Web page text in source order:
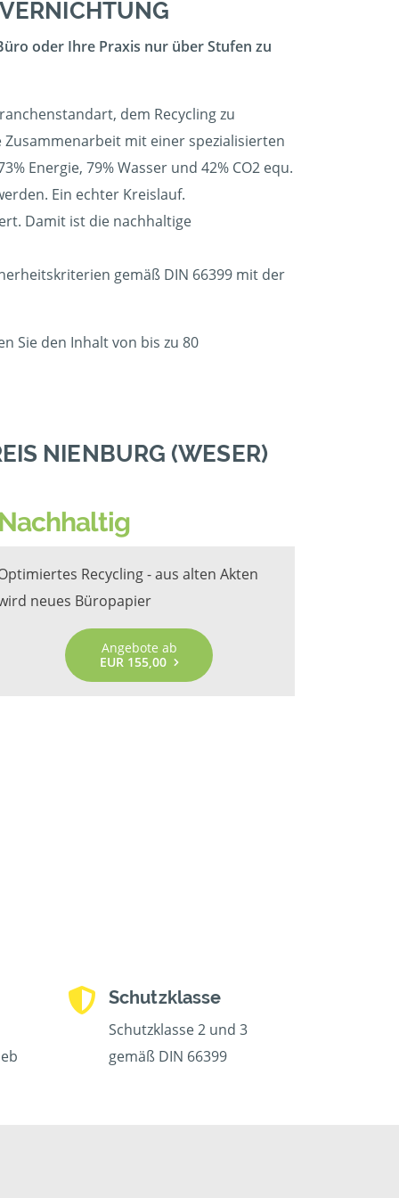
oder Ihre Praxis nur über Stufen zu
dem Recycling zu
mit einer spezialisierten
Energie, 79% Wasser und 42% CO2 equ.
Ein echter Kreislauf.
Damit ist die nachhaltige
gemäß DIN 66399 mit der
Sie den Inhalt von bis zu 80
NIENBURG (WESER)
Recycling - aus alten Akten
neues Büropapier
Angebote ab
EUR 155,00
Schutzklasse
Schutzklasse 2 und 3
gemäß DIN 66399